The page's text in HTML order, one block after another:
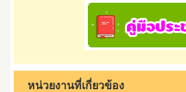
หน่วยงานที่เกี่ยวข้อง